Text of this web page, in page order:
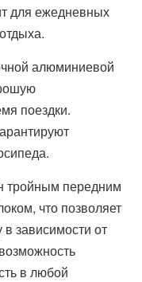
для ежедневных
алюминиевой
поездки.
тройным передним
что позволяет
зависимости от
в любой